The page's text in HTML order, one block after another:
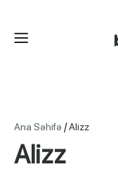
Ana Səhifə /Alizz
Alizz